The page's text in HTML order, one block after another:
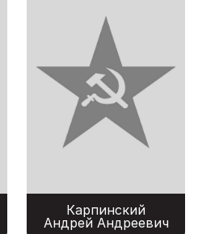
Карпинский
Андрей Андреевич